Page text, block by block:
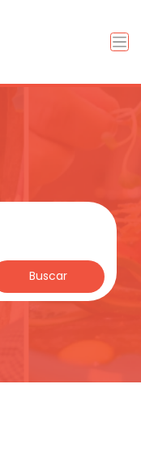
Buscar